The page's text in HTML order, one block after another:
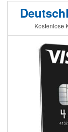
Kostenlose